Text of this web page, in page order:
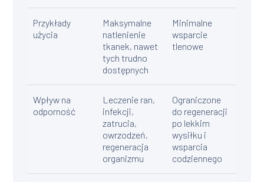
Przykłady
użycia
Maksymalne
natlenienie
tkanek, nawet
tych trudno
dostępnych
Minimalne
wsparcie
tlenowe
Wpływ na
odporność
Leczenie ran,
infekcji,
zatrucia,
owrzodzeń,
regeneracja
organizmu
Ograniczone
do regeneracji
po lekkim
wysiłku i
wsparcia
codziennego